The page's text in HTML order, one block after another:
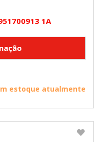
1A
estoque atualmente
que el sitio web
áreas del sitio no
ninguna
PHPSESSID, wp-settings-1,